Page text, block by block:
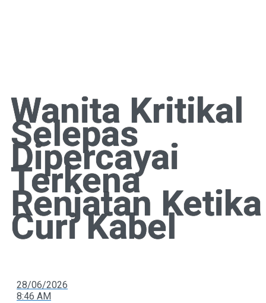
Wanita Kritikal
Selepas
Dipercayai
Terkena
Renjatan Ketika
Curi Kabel
28/06/2026
8:46 AM